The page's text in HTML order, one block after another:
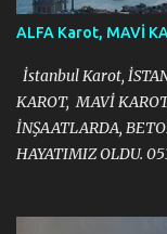
ALFA Karot, MAVİ
İstanbul Karot,
KAROT, MAVİ
İNŞAATLARDA,
HAYATIMIZ OLDU.